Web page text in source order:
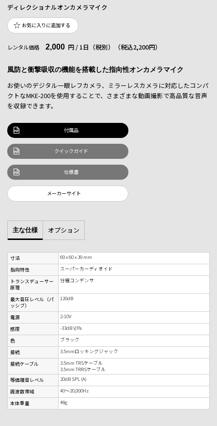
ディレクショナルオンカメラマイク
お気に入りに追加する
レンタル価格 2,000 円 / 1日（税別） （税込2,200円）
風防と衝撃吸収の機能を搭載した指向性オンカメラマイク
お使いのデジタル一眼レフカメラ、ミラーレスカメラに対応したコンパ
クトなMKE-200を使用することで、さまざまな動画撮影で高品質な音声
を収録できます。
付属品
クイックガイド
仕様書
メーカーサイト
主な仕様 オプション
寸法
69 x 60 x 39 mm
指向特性
スーパーカーディオイド
トランスデューサー
原理
分極コンデンサ
最大音圧レベル（パ
ッシブ）
120dB
電源
2-10V
感度
-33dB V/Pa
色
ブラック
接続
3.5mmロッキングジャック
接続ケーブル
3.5mm TRSケーブル
3.5mm TRRSケーブル
等価雑音レベル
20dB SPL (A)
周波数帯域
40～20,000Hz
本体重量
48g